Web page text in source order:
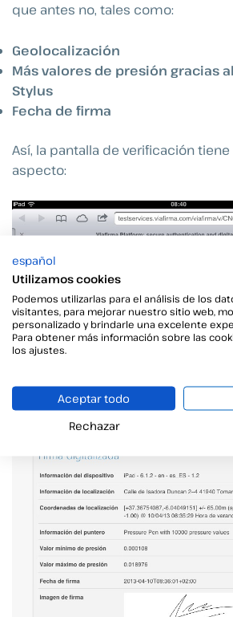
que antes no, tales como:
Geolocalización
Más valores de presión gracias
Stylus
Fecha de firma
Así, la pantalla de verificación
aspecto:
español
Utilizamos cookies
Podemos utilizarlas para el análisis de los
visitantes, para mejorar nuestro sitio web,
personalizado y brindarle una excelente
Para obtener más información sobre las
los ajustes.
Aceptar todo
Rechazar